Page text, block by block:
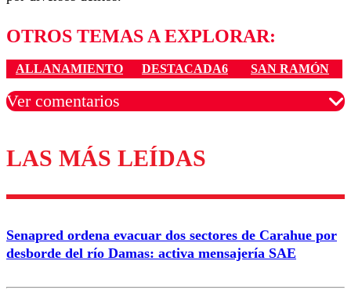
OTROS TEMAS A EXPLORAR:
ALLANAMIENTO DESTACADA6 SAN RAMÓN
Ver comentarios
Los comentarios son moderados para garantizar un
diálogo respetuoso.
Correo
LAS MÁS LEÍDAS
Senapred ordena evacuar dos sectores de Carahue por
desborde del río Damas: activa mensajería SAE